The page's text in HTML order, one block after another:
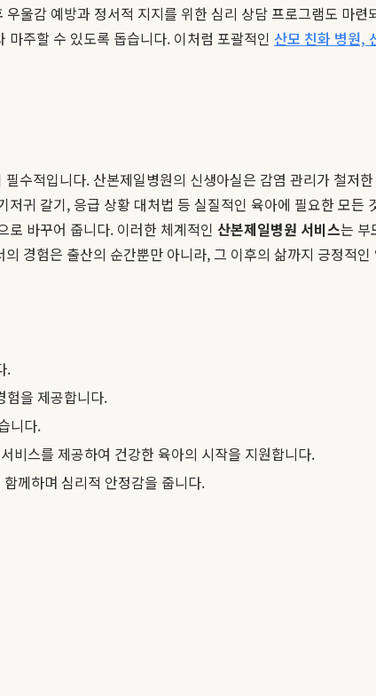
울감 예방과 정서적 지지를 위한 심리 상담 프로그램도 마
주할 수 있도록 돕습니다. 이처럼 포괄적인 산모 친화 병원,
수적입니다. 산본제일병원의 신생아실은 감염 관리가 철저
귀 갈기, 응급 상황 대처법 등 실질적인 육아에 필요한 모든
바꾸어 줍니다. 이러한 체계적인 산본제일병원 서비스는 부
의 경험은 출산의 순간뿐만 아니라, 그 이후의 삶까지 긍정적
.
험을 제공합니다.
니다.
비스를 제공하여 건강한 육아의 시작을 지원합니다.
께하며 심리적 안정감을 줍니다.